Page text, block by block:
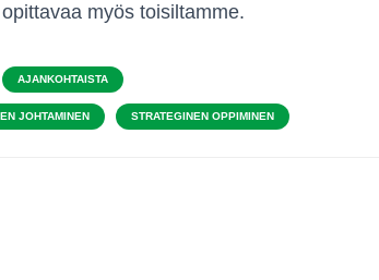
myös toisiltamme.
AJANKOHTAISTA
JOHTAMINEN STRATEGINEN OPPIMINEN